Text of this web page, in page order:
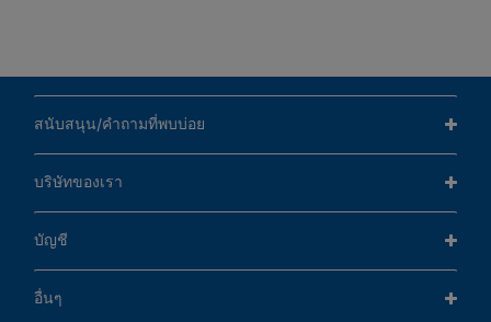
สนับสนุน/คำถามที่พบบ่อย
บริษัทของเรา
บัญชี
อื่นๆ